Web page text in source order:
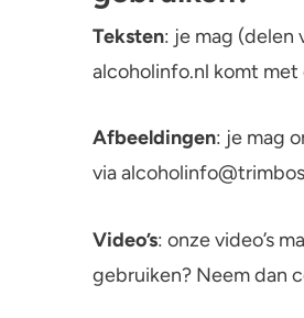
Teksten: je mag (delen
alcoholinfo.nl komt met
Afbeeldingen: je mag
via
Video’s: onze video’s
gebruiken? Neem dan